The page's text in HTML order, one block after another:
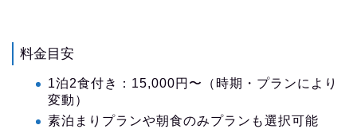
料金目安
1泊2食付き：15,000円〜（時期・プランにより
変動）
素泊まりプランや朝食のみプランも選択可能